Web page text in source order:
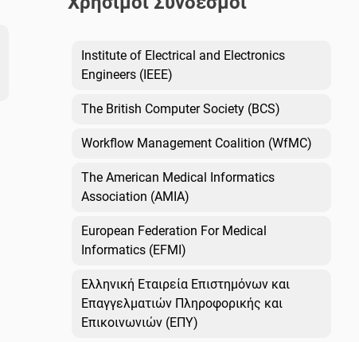
Institute of Electrical and Electronics
Engineers (IEEE)
The British Computer Society (BCS)
Workflow Management Coalition (WfMC)
The American Medical Informatics
Association (AMIA)
European Federation For Medical
Informatics (EFMI)
Ελληνική Εταιρεία Επιστημόνων και
Επαγγελματιών Πληροφορικής και
Επικοινωνιών (ΕΠΥ)